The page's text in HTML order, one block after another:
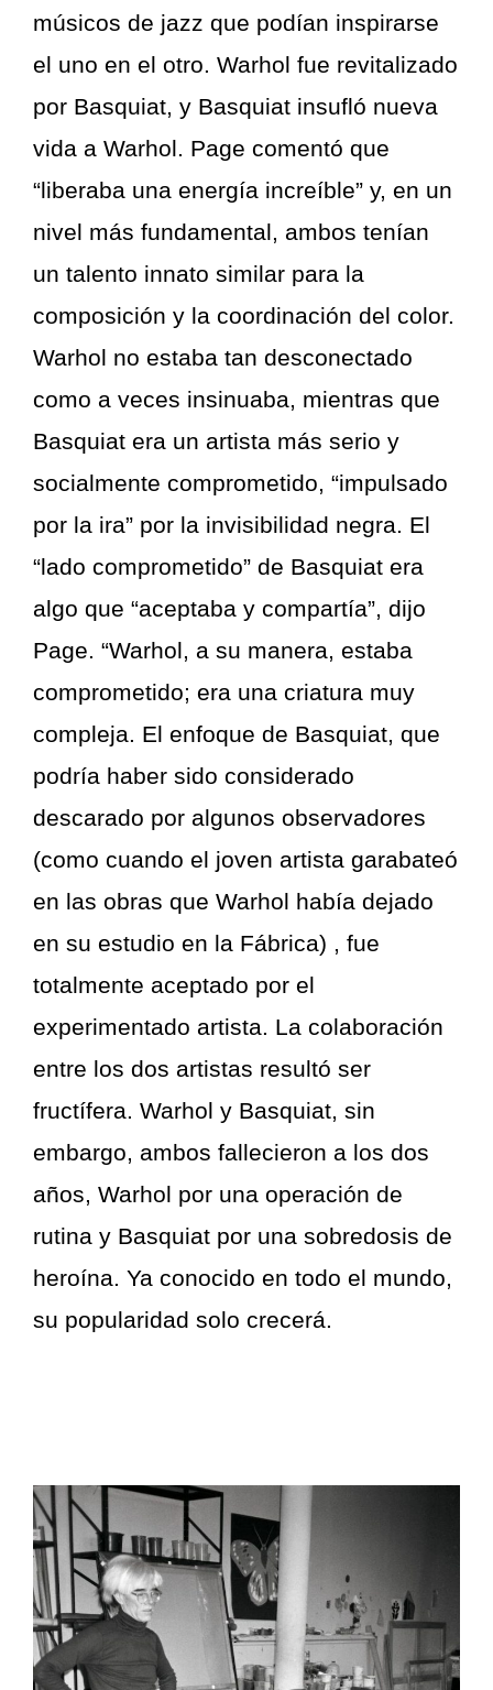
músicos de jazz que podían inspirarse
el uno en el otro. Warhol fue revitalizado
por Basquiat, y Basquiat insufló nueva
vida a Warhol. Page comentó que
“liberaba una energía increíble” y, en un
nivel más fundamental, ambos tenían
un talento innato similar para la
composición y la coordinación del color.
Warhol no estaba tan desconectado
como a veces insinuaba, mientras que
Basquiat era un artista más serio y
socialmente comprometido, “impulsado
por la ira” por la invisibilidad negra. El
“lado comprometido” de Basquiat era
algo que “aceptaba y compartía”, dijo
Page. “Warhol, a su manera, estaba
comprometido; era una criatura muy
compleja. El enfoque de Basquiat, que
podría haber sido considerado
descarado por algunos observadores
(como cuando el joven artista garabateó
en las obras que Warhol había dejado
en su estudio en la Fábrica) , fue
totalmente aceptado por el
experimentado artista. La colaboración
entre los dos artistas resultó ser
fructífera. Warhol y Basquiat, sin
embargo, ambos fallecieron a los dos
años, Warhol por una operación de
rutina y Basquiat por una sobredosis de
heroína. Ya conocido en todo el mundo,
su popularidad solo crecerá.